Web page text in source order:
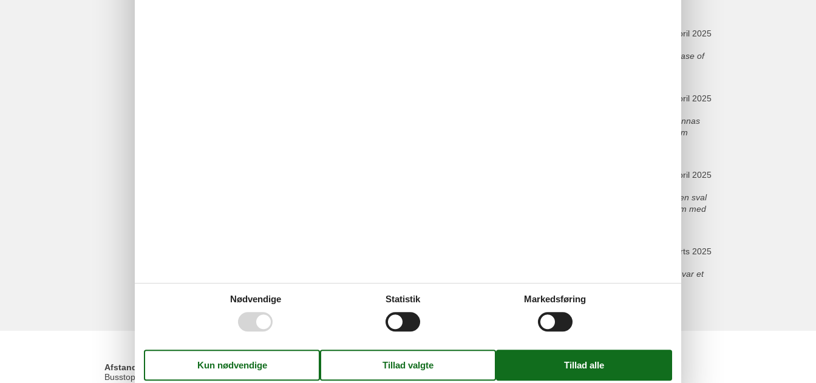
april 2025
The location is great, and the private parking was a huge plus for me, I appreciated the ease of
april 2025
Denna lägenhet är en pärla! Kombinationen av vardagsrummet och pentryt fick det att kännas
som ett hem hemifrån, Jag skulle definitivt rekommendera den till alla som söker en bekväm
april 2025
Jag hade en härlig vistelse här! Luftkonditioneringen fungerade perfekt och höll lägenheten sval
under de varma dagarna, Dessutom var det en trevlig bekvämlighet att ha ett privat badrum med
marts 2025
Stuen var rummelig og indbydende, med en komfortabel sofa og et fint SAT LCD TV, Det var et
fantastisk sted at slappe af efter en dag med udforskning,
Vis alle anmeldelser
Faciliteter
Afstand
Busstop
100 m
Strand
Køkkenudstyr
Nødvendige Statistik Markedsføring